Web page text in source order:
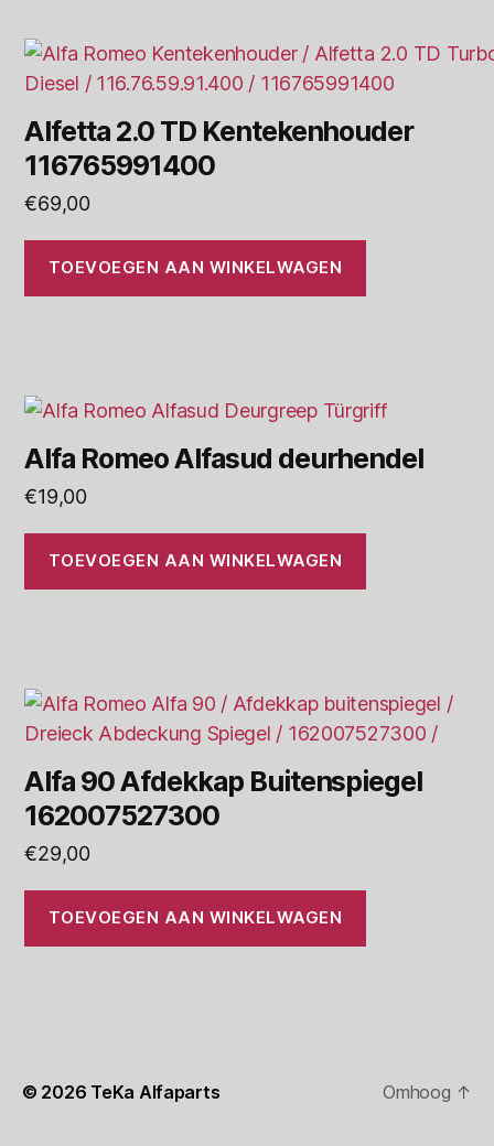
Alfetta 2.0 TD Kentekenhouder
116765991400
€69,00
TOEVOEGEN AAN WINKELWAGEN
Alfa Romeo Alfasud deurhendel
€19,00
TOEVOEGEN AAN WINKELWAGEN
Alfa 90 Afdekkap Buitenspiegel
162007527300
€29,00
TOEVOEGEN AAN WINKELWAGEN
© 2026 TeKa Alfaparts Omhoog ↑